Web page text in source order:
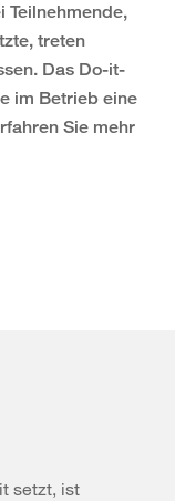
Teilnehmende,
treten
Das Do-it-
im Betrieb eine
Sie mehr
setzt, ist